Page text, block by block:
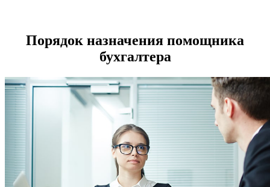
Порядок назначения помощника
бухгалтера